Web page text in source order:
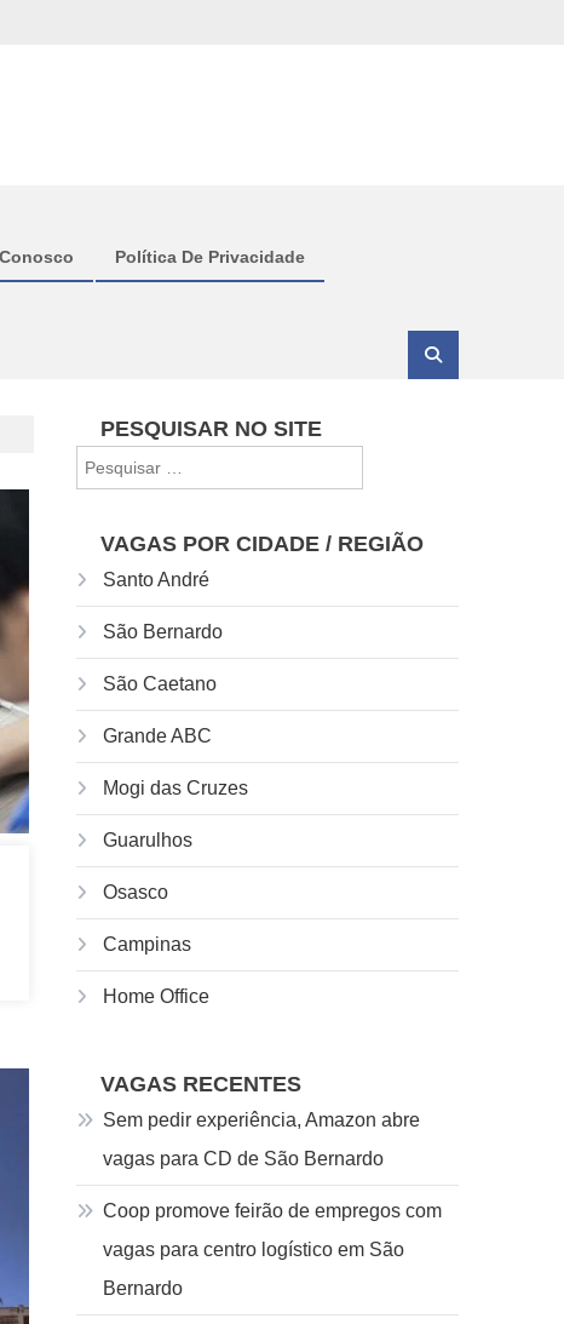
Política De Privacidade
PESQUISAR NO SITE
por:
VAGAS POR CIDADE / REGIÃO
Santo André
São Bernardo
São Caetano
Grande ABC
Mogi das Cruzes
Guarulhos
Osasco
Campinas
Home Office
VAGAS RECENTES
Sem pedir experiência, Amazon abre
vagas para CD de São Bernardo
Coop promove feirão de empregos com
vagas para centro logístico em São
Bernardo